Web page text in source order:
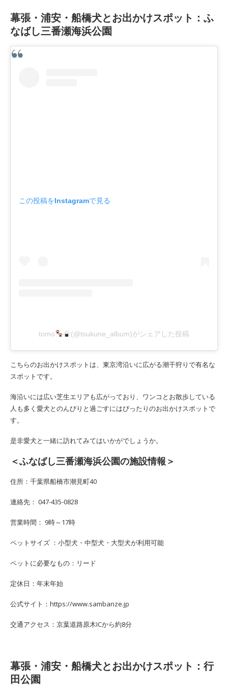
幕張・浦安・船橋犬とお出かけスポット：ふ
なばし三番瀬海浜公園
この投稿をInstagramで見る
tomo (@tsukune_album)がシェアした投稿
こちらのお出かけスポットは、東京湾沿いに広がる潮干狩りで有名な
スポットです。
海沿いには広い芝生エリアも広がっており、ワンコとお散歩している
人も多く愛犬とのんびりと過ごすにはぴったりのお出かけスポットで
す。
是非愛犬と一緒に訪れてみてはいかがでしょうか。
＜ふなばし三番瀬海浜公園の施設情報＞
住所：千葉県船橋市潮見町40
連絡先： 047-435-0828
営業時間： 9時～17時
ペットサイズ ：小型犬・中型犬・大型犬が利用可能
ペットに必要なもの：リード
定休日：年末年始
公式サイト：https://www.sambanze.jp
交通アクセス：京葉道路原木ICから約8分
幕張・浦安・船橋犬とお出かけスポット：行
田公園